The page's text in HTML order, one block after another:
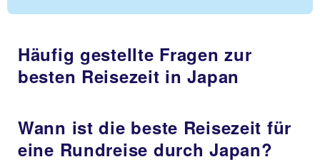
Häufig gestellte Fragen zur
besten Reisezeit in Japan
Wann ist die beste Reisezeit für
eine Rundreise durch Japan?